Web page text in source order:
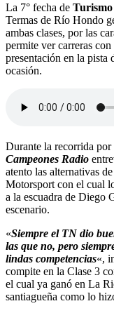
La 7° fecha de
Termas de Río Hondo
ambas clases, por las
permite ver carreras con
presentación en la pista
ocasión.
Durante la recorrida por
Campeones Radio
atento las alternativas
Motorsport con el cual
a la escuadra de Diego
escenario.
«Siempre el TN dio
las que no, pero
lindas competencias«,
compite en la Clase 3
el cual ya ganó en La
santiagueña como lo